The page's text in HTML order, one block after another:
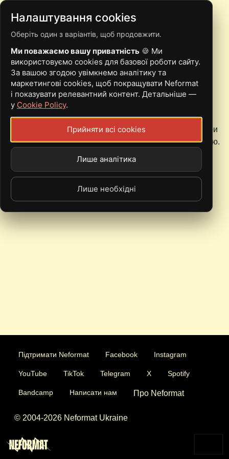
ТОХА ЮШИН
Днями інді-поп-артист випустив пісню "Що ще?". Попри
переважно розпачливий настрій, її кінцівка дарує надію.
Підтримати Neformat Facebook Instagram
YouTube TikTok Telegram X Spotify
Bandcamp Написати нам Про Neformat
© 2004-2026 Neformat Ukraine
Налаштування cookies
Оберіть один з варіантів, щоб продовжити.
Ми поважаємо вашу приватність 🍪 Ми
використовуємо cookies для базової роботи сайту.
За вашою згодою увімкнемо аналітику та
маркетингові cookies, щоб покращувати Neformat
і показувати релевантний контент. Детальніше —
у Cookie Policy.
Прийняти всі cookies
Лише аналітика
Лише необхідні